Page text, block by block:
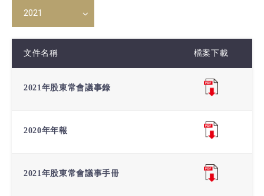
2021
文件名稱 檔案下載
2021年股東常會議事錄
2020年年報
2021年股東常會議事手冊